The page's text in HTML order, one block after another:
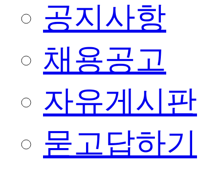
공지사항
채용공고
자유게시판
묻고답하기